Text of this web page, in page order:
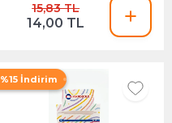
15,83 TL
14,00 TL
%15 İndirim